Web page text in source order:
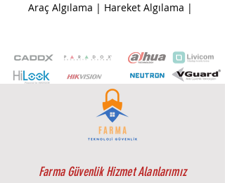
Araç Algılama | Hareket Algılama |
Zoom | 30m Gece Görüş | Alarm
Bildirimi | Dahili Mikrofon | Metal
Kasa | IP67 | 256 GB SD Kart | DC
12V Dahili Adaptör | Onvif | Cloud
Farma Güvenlik Hizmet Alanlarımız